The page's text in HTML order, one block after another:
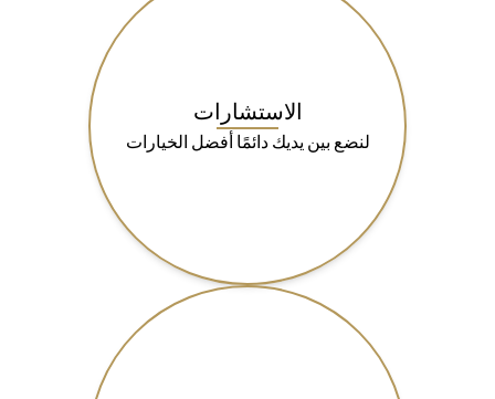
الاستشارات
لنضع بين يديك دائمًا أفضل الخيارات